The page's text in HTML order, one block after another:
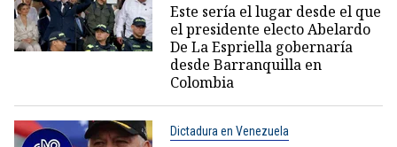
Este sería el lugar desde el que
el presidente electo Abelardo
De La Espriella gobernaría
desde Barranquilla en
Colombia
Dictadura en Venezuela